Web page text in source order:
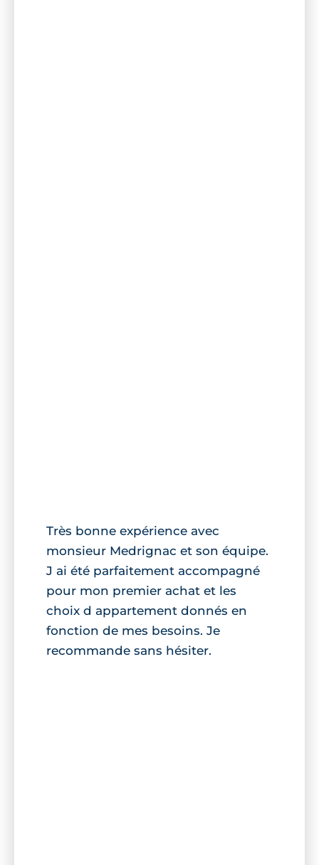
Très bonne expérience avec
monsieur Medrignac et son équipe.
J ai été parfaitement accompagné
pour mon premier achat et les
choix d appartement donnés en
fonction de mes besoins. Je
recommande sans hésiter.